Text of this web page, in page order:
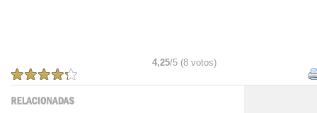
4,25/5 (8 votos)